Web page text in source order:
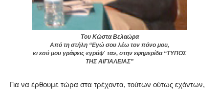
Του Κώστα Βελαώρα
Από τη στήλη “Εγώ σου λέω τον πόνο μου,
κι εσύ μου γράφεις «γράψ΄ τα», στην εφημερίδα “ΤΥΠΟΣ
ΤΗΣ ΑΙΓΙΑΛΕΙΑΣ”
Για να έρθουμε τώρα στα τρέχοντα, τούτων ούτως εχόντων,